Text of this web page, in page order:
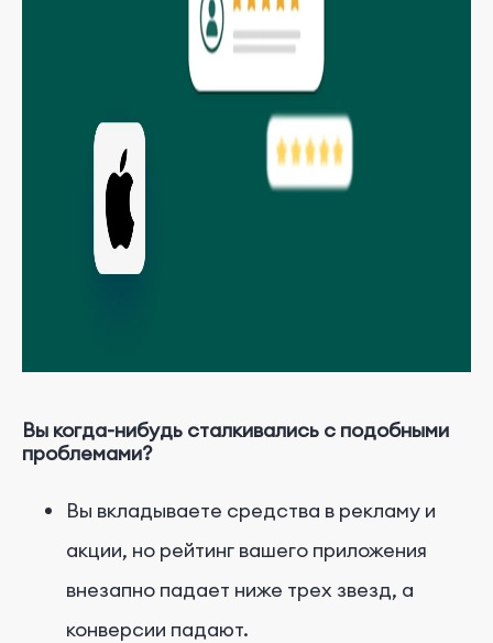
Вы когда-нибудь сталкивались с подобными
проблемами?
Вы вкладываете средства в рекламу и
акции, но рейтинг вашего приложения
внезапно падает ниже трех звезд, а
конверсии падают.